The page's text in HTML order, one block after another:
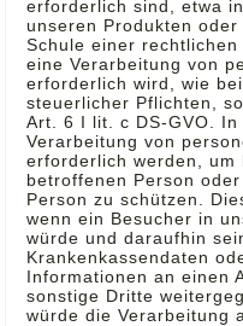
erforderlich sind, etwa
unseren Produkten
Schule einer
eine Verarbeitung von
erforderlich wird, wie
steuerlicher Pflichten,
Art. 6 I lit. c DS-GVO.
Verarbeitung von
erforderlich werden,
betroffenen Person
Person zu schützen.
wenn ein Besucher in
würde und daraufhin
Krankenkassendaten
Informationen an einen
sonstige Dritte
würde die Verarbeitung